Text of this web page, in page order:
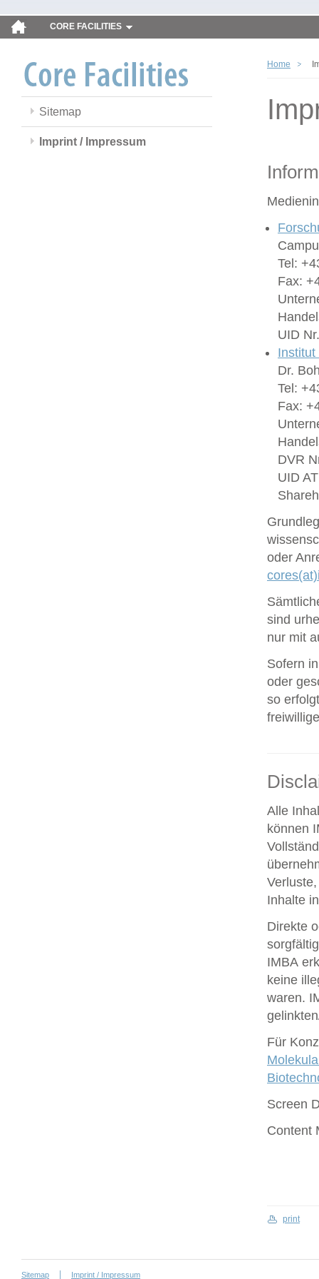
CORE FACILITIES
Sitemap
Imprint / Impressum
Home
Tel:
Fax:
UID
Dr.
Tel:
Fax:
DVR
UID
oder
sind
nur mit
Sofern
oder
so
Alle
können
Inhalte
Direkte
IMBA
keine
waren.
Für
Screen
Content
print
Sitemap Imprint / Impressum